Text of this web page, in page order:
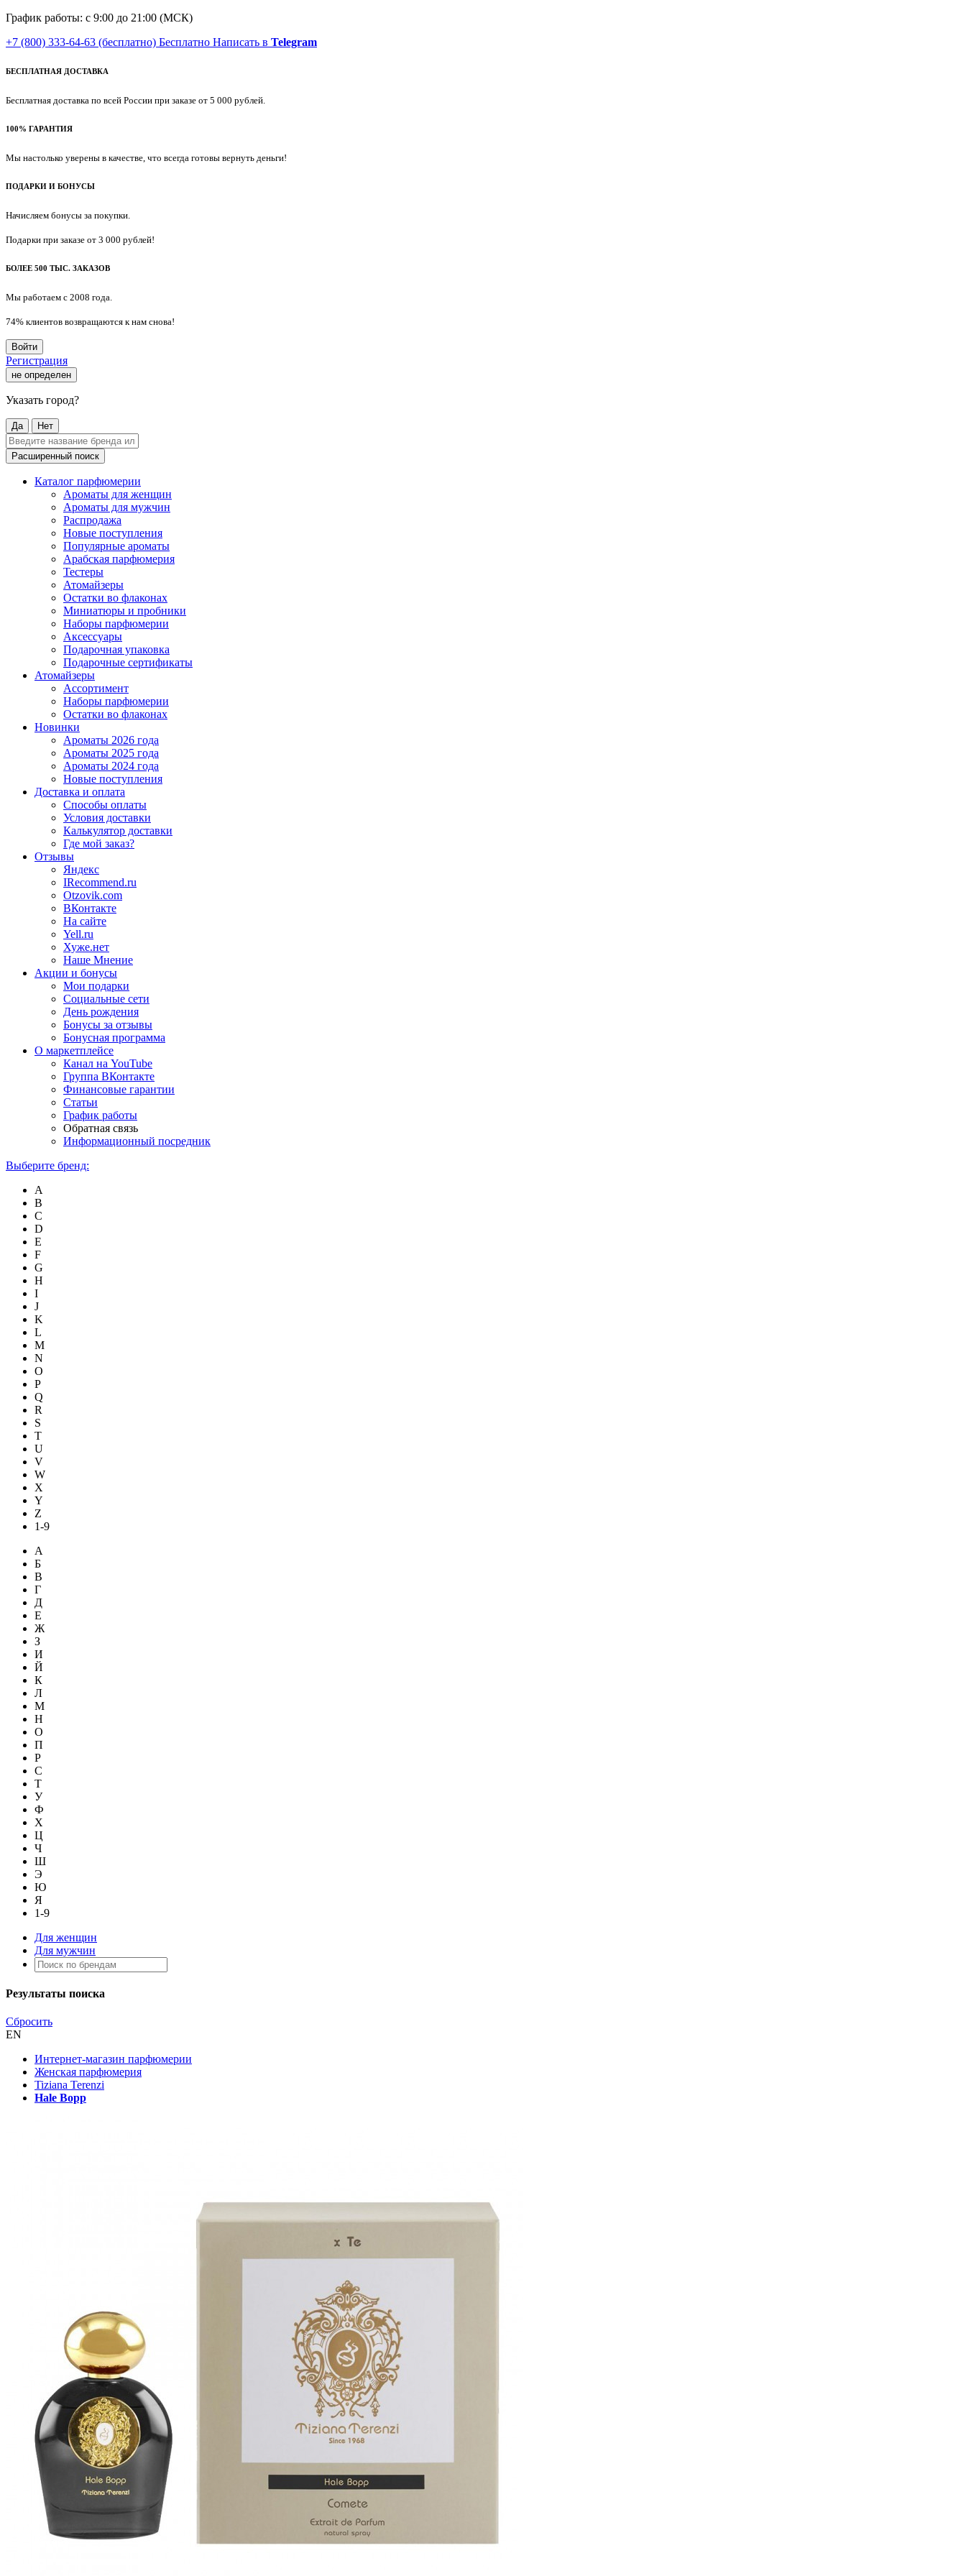
График работы: с 9:00 до 21:00 (МСК)
+7 (800) 333-64-63 (бесплатно) Бесплатно Написать в Telegram
БЕСПЛАТНАЯ ДОСТАВКА
Бесплатная доставка по всей России при заказе от 5 000 рублей.
100% ГАРАНТИЯ
Мы настолько уверены в качестве, что всегда готовы вернуть деньги!
ПОДАРКИ И БОНУСЫ
Начисляем бонусы за покупки.
Подарки при заказе от 3 000 рублей!
БОЛЕЕ 500 ТЫС. ЗАКАЗОВ
Мы работаем с 2008 года.
74% клиентов возвращаются к нам снова!
Войти
Регистрация
не определен
Указать город?
Да Нет
Расширенный поиск
Каталог парфюмерии
Ароматы для женщин
Ароматы для мужчин
Распродажа
Новые поступления
Популярные ароматы
Арабская парфюмерия
Тестеры
Атомайзеры
Остатки во флаконах
Миниатюры и пробники
Наборы парфюмерии
Аксессуары
Подарочная упаковка
Подарочные сертификаты
Атомайзеры
Ассортимент
Наборы парфюмерии
Остатки во флаконах
Новинки
Ароматы 2026 года
Ароматы 2025 года
Ароматы 2024 года
Новые поступления
Доставка и оплата
Способы оплаты
Условия доставки
Калькулятор доставки
Где мой заказ?
Отзывы
Яндекс
IRecommend.ru
Otzovik.com
ВКонтакте
На сайте
Yell.ru
Хуже.нет
Наше Мнение
Акции и бонусы
Мои подарки
Социальные сети
День рождения
Бонусы за отзывы
Бонусная программа
О маркетплейсе
Канал на YouTube
Группа ВКонтакте
Финансовые гарантии
Статьи
График работы
Обратная связь
Информационный посредник
Выберите бренд:
A
B
C
D
E
F
G
H
I
J
K
L
M
N
O
P
Q
R
S
T
U
V
W
X
Y
Z
1-9
А
Б
В
Г
Д
Е
Ж
З
И
Й
К
Л
М
Н
О
П
Р
С
Т
У
Ф
Х
Ц
Ч
Ш
Э
Ю
Я
1-9
Для женщин
Для мужчин
Результаты поиска
Сбросить
EN
Интернет-магазин парфюмерии
Женская парфюмерия
Tiziana Terenzi
Hale Bopp